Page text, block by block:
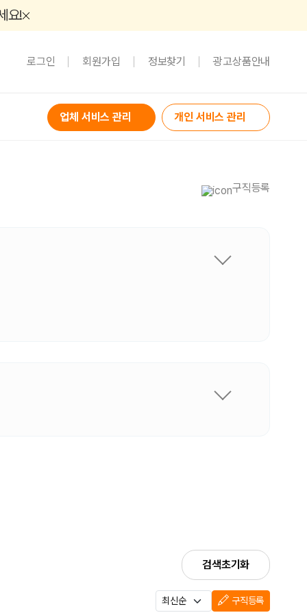
요!
로그인 회원가입 정보찾기 광고상품안내
업체 서비스 관리 개인 서비스 관리
구직등록
검색초기화
구직등록